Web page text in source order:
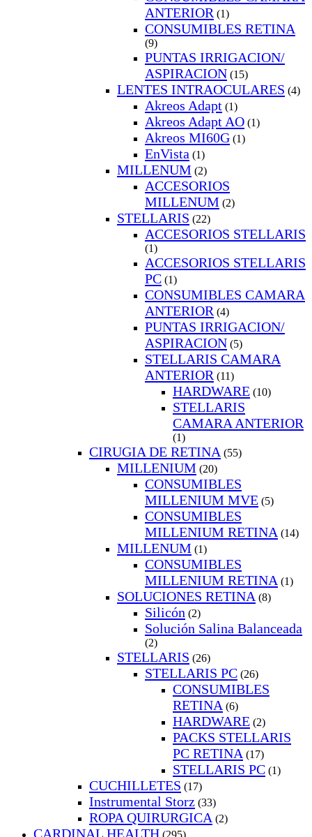
ANTERIOR (1)
CONSUMIBLES RETINA
(9)
PUNTAS IRRIGACION/
ASPIRACION (15)
LENTES INTRAOCULARES (4)
Akreos Adapt (1)
Akreos Adapt AO (1)
Akreos MI60G (1)
EnVista (1)
MILLENUM (2)
ACCESORIOS
MILLENUM (2)
STELLARIS (22)
ACCESORIOS STELLARIS
(1)
ACCESORIOS STELLARIS
PC (1)
CONSUMIBLES CAMARA
ANTERIOR (4)
PUNTAS IRRIGACION/
ASPIRACION (5)
STELLARIS CAMARA
ANTERIOR (11)
HARDWARE (10)
STELLARIS
CAMARA ANTERIOR
(1)
CIRUGIA DE RETINA (55)
MILLENIUM (20)
CONSUMIBLES
MILLENIUM MVE (5)
CONSUMIBLES
MILLENIUM RETINA (14)
MILLENUM (1)
CONSUMIBLES
MILLENIUM RETINA (1)
SOLUCIONES RETINA (8)
Silicón (2)
Solución Salina Balanceada
(2)
STELLARIS (26)
STELLARIS PC (26)
CONSUMIBLES
RETINA (6)
HARDWARE (2)
PACKS STELLARIS
PC RETINA (17)
STELLARIS PC (1)
CUCHILLETES (17)
Instrumental Storz (33)
ROPA QUIRURGICA (2)
CARDINAL HEALTH